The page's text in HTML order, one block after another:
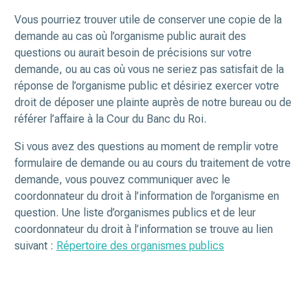
Vous pourriez trouver utile de conserver une copie de la
demande au cas où l’organisme public aurait des
questions ou aurait besoin de précisions sur votre
demande, ou au cas où vous ne seriez pas satisfait de la
réponse de l’organisme public et désiriez exercer votre
droit de déposer une plainte auprès de notre bureau ou de
référer l’affaire à la Cour du Banc du Roi.
Si vous avez des questions au moment de remplir votre
formulaire de demande ou au cours du traitement de votre
demande, vous pouvez communiquer avec le
coordonnateur du droit à l’information de l’organisme en
question. Une liste d’organismes publics et de leur
coordonnateur du droit à l’information se trouve au lien
suivant : Répertoire des organismes publics